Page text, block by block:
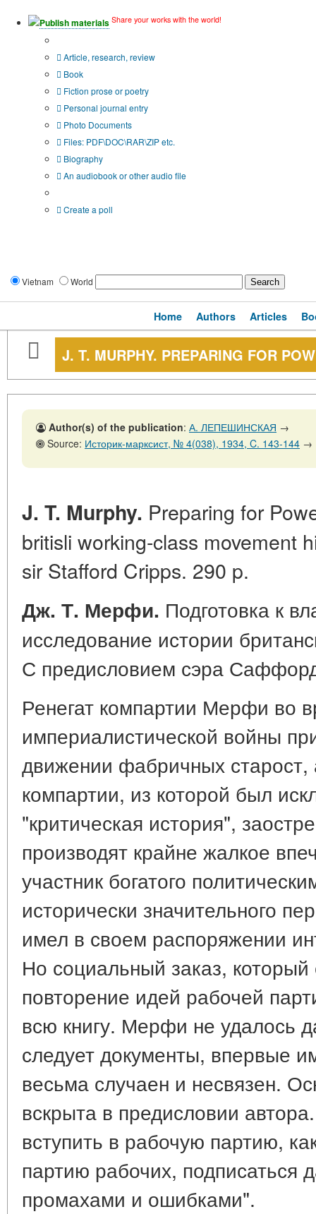
Publish materials Share your works with the world!
Article, research, review
Book
Fiction prose or poetry
Personal journal entry
Photo Documents
Files: PDF\DOC\RAR\ZIP etc.
Biography
An audiobook or other audio file
Create a poll
Vietnam World
Home Authors Articles
J. T. MURPHY. PREPARING FOR
Author(s) of the publication: А. ЛЕПЕШИНСКАЯ →
Source: Историк-марксист, № 4(038), 1934, C. 143-144 →
J. T. Murphy. Preparing for
britisli working-class movement
sir Stafford Cripps. 290 p.
Дж. Т. Мерфи. Подготовка к
исследование истории
С предисловием сэра
Ренегат компартии Мерфи во
империалистической войны
движении фабричных старост,
компартии, из которой был
"критическая история",
производят крайне жалкое
участник богатого
исторически значительного
имел в своем распоряжении
Но социальный заказ,
повторение идей рабочей
всю книгу. Мерфи не удалось
следует документы, впервые
весьма случаен и несвязен.
вскрыта в предисловии
вступить в рабочую партию,
партию рабочих, подписаться
промахами и ошибками".